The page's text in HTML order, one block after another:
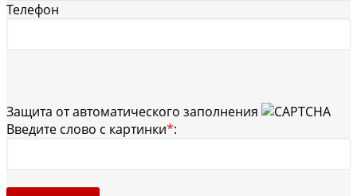
Телефон
Защита от автоматического заполнения
Введите слово с картинки*: